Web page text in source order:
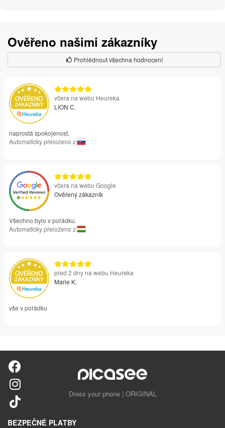
Ověřeno našimi zákazníky
Prohlédnout všechna hodnocení
včera na webu Heureka
LION C.
naprostá spokojenost.
Automaticky přeloženo z
včera na webu Google
Ověřený zákazník
Všechno bylo v pořádku.
Automaticky přeloženo z
před 2 dny na webu Heureka
Marie K.
vše v pořádku
Dress your phone | ORIGINAL
BEZPEČNÉ PLATBY